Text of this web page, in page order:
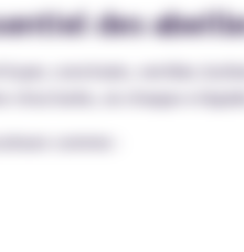
des
construire, ventiler,
structurée, où chaque e-
comme :